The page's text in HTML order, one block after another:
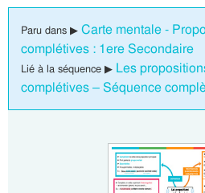
Paru dans ▶ Carte mentale -
complétives : 1ere Secondaire
Lié à la séquence ▶ Les
complétives – Séquence